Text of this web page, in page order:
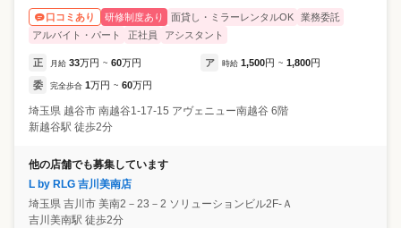
口コミあり 研修制度あり 面貸し・ミラーレンタルOK
業務委託
アルバイト・パート
正社員 アシスタント
正 月給 33万円 ~ 60万円 ア 時給 1,500円 ~ 1,800円
委 完全歩合 1万円 ~ 60万円
埼玉県 越谷市 南越谷1-17-15 アヴェニュー南越谷 6階
新越谷駅 徒歩2分
他の店舗でも募集しています
L by RLG 吉川美南店
埼玉県 吉川市 美南2－23－2 ソリューションビル2F-Ａ
吉川美南駅 徒歩2分